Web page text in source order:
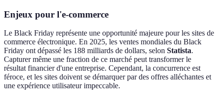
Enjeux pour l'e-commerce
Le Black Friday représente une opportunité majeure pour les sites de
commerce électronique. En 2025, les ventes mondiales du Black
Friday ont dépassé les 188 milliards de dollars, selon Statista.
Capturer même une fraction de ce marché peut transformer le
résultat financier d'une entreprise. Cependant, la concurrence est
féroce, et les sites doivent se démarquer par des offres alléchantes et
une expérience utilisateur impeccable.